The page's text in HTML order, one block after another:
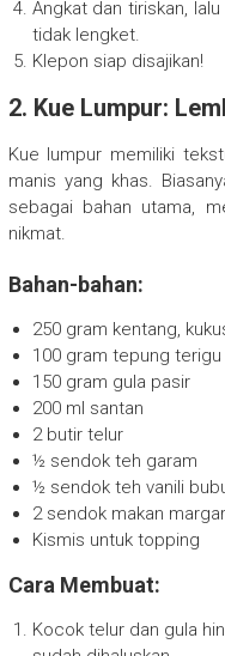
Angkat dan tiriskan,
tidak lengket.
Klepon siap disajikan!
2. Kue Lumpur:
Kue lumpur memiliki
manis yang khas.
sebagai bahan utama,
nikmat.
Bahan-bahan:
250 gram kentang,
100 gram tepung terigu
150 gram gula pasir
200 ml santan
2 butir telur
½ sendok teh garam
½ sendok teh vanili
2 sendok makan
Kismis untuk topping
Cara Membuat:
Kocok telur dan gula